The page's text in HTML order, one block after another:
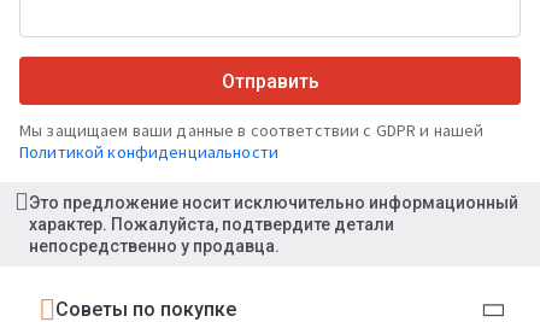
Отправить
Мы защищаем ваши данные в соответствии с GDPR и нашей
Политикой конфиденциальности
Это предложение носит исключительно информационный
характер. Пожалуйста, подтвердите детали
непосредственно у продавца.
Советы по покупке